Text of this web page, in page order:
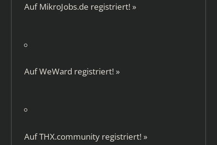
AufMikroJobs.de registriert! »
AufWeWard registriert! »
AufTHX.communityregistriert! »